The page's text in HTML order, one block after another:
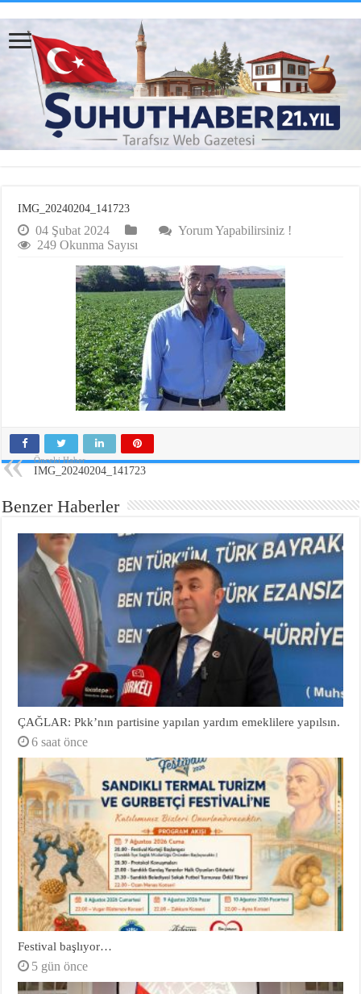
IMG_20240204_141723
04 Şubat 2024
Yorum Yapabilirsiniz !
249 Okunma Sayısı
Önceki Haber
IMG_20240204_141723
Benzer Haberler
ÇAĞLAR: Pkk’nın partisine yapılan yardım emeklilere yapılsın.
6 saat önce
Festival başlıyor…
5 gün önce